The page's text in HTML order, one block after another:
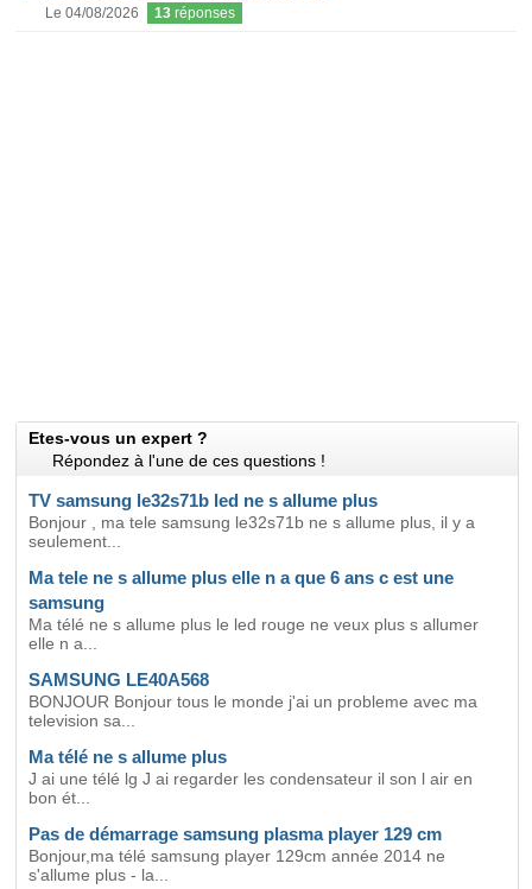
Le 04/08/2026 13 réponses
Etes-vous un expert ?
Répondez à l'une de ces questions !
TV samsung le32s71b led ne s allume plus
Bonjour , ma tele samsung le32s71b ne s allume plus, il y a
seulement...
Ma tele ne s allume plus elle n a que 6 ans c est une
samsung
Ma télé ne s allume plus le led rouge ne veux plus s allumer
elle n a...
SAMSUNG LE40A568
BONJOUR Bonjour tous le monde j'ai un probleme avec ma
television sa...
Ma télé ne s allume plus
J ai une télé lg J ai regarder les condensateur il son l air en
bon ét...
Pas de démarrage samsung plasma player 129 cm
Bonjour,ma télé samsung player 129cm année 2014 ne
s'allume plus - la...